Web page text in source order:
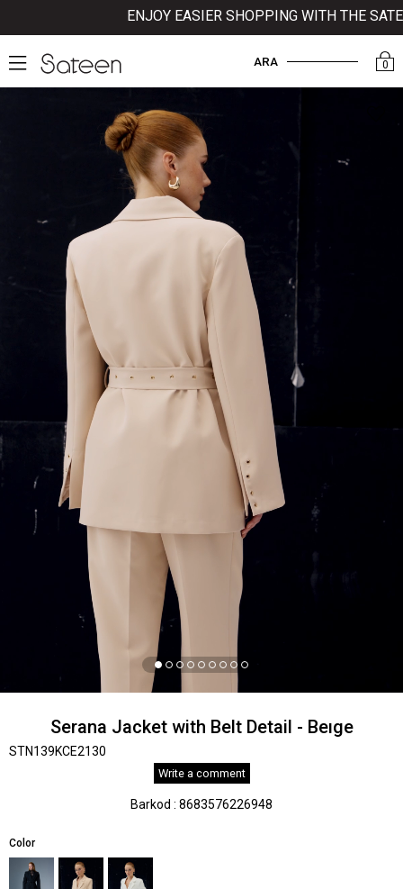
ENJOY EASIER SHOPPING WITH THE
0
ARA
Serana Jacket with Belt Detail - Beıge
STN139KCE2130
Write a comment
Barkod : 8683576226948
Color